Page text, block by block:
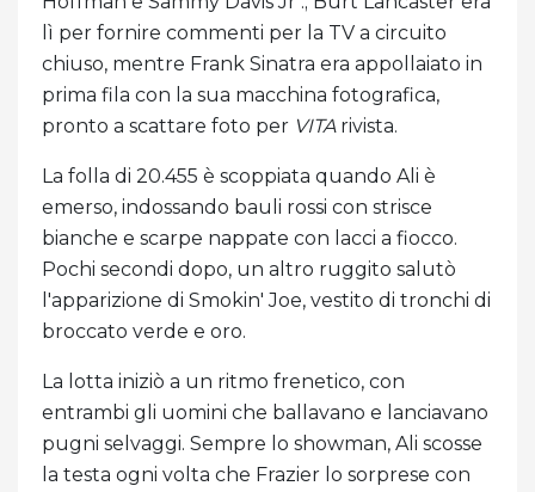
lì per fornire commenti per la TV a circuito
chiuso, mentre Frank Sinatra era appollaiato in
prima fila con la sua macchina fotografica,
pronto a scattare foto per VITArivista.
La folla di 20.455 è scoppiata quando Ali è
emerso, indossando bauli rossi con strisce
bianche e scarpe nappate con lacci a fiocco.
Pochi secondi dopo, un altro ruggito salutò
l'apparizione di Smokin' Joe, vestito di tronchi di
broccato verde e oro.
La lotta iniziò a un ritmo frenetico, con
entrambi gli uomini che ballavano e lanciavano
pugni selvaggi. Sempre lo showman, Ali scosse
la testa ogni volta che Frazier lo sorprese con